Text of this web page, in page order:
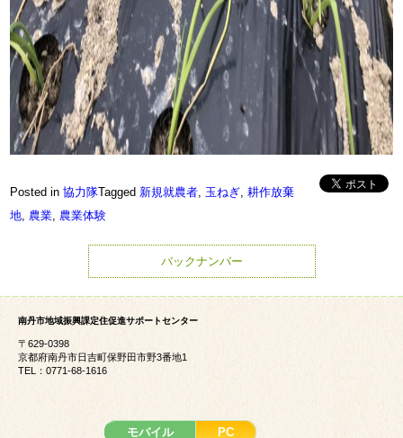
Posted in協力隊Tagged 新規就農者, 玉ねぎ,耕作放棄
地, 農業, 農業体験
バックナンバー
南丹市地域振興課定住促進サポートセンター
〒629-0398
京都府南丹市日吉町保野田市野3番地1
TEL：0771-68-1616
モバイル PC